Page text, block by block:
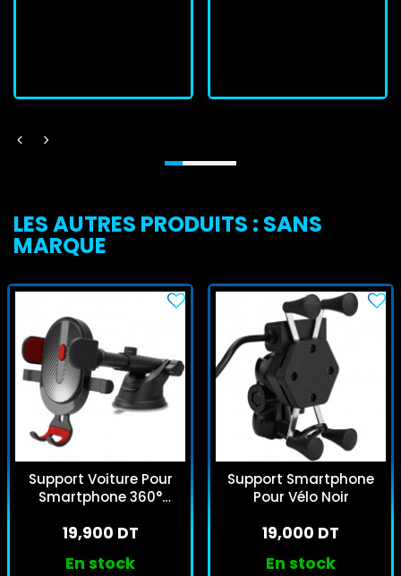
LES AUTRES PRODUITS : SANS
MARQUE
Support Voiture Pour
Smartphone 360°
19,900 DT
En stock
Support Smartphone
Pour Vélo Noir
19,000 DT
En stock